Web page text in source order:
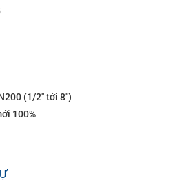
(1/2″ tới 8″)
100%